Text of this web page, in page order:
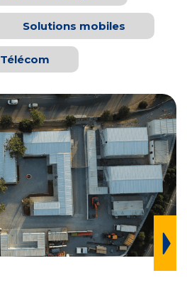
Solutions mobiles
Télécom